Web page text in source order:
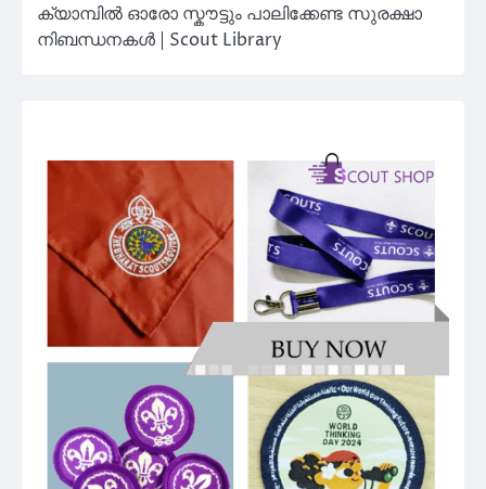
ക്യാമ്പിൽ ഓരോ സ്കൗട്ടും പാലിക്കേണ്ട സുരക്ഷാ
നിബന്ധനകൾ | Scout Library